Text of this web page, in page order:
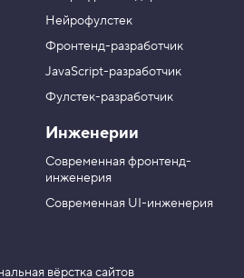
н
а
в
e
e
r
a
m
в
A
Нейрофулстек
Фронтенд-разработчик
JavaScript-разработчик
Фулстек-разработчик
Инженерии
Современная фронтенд-
инженерия
Современная UI-инженерия
вёрстка сайтов